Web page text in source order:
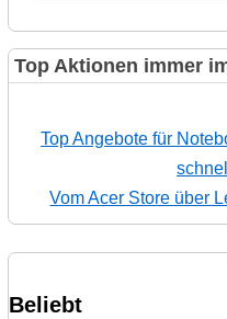
Top Aktionen immer
Top Angebote für
Vom Acer Store über
Beliebt